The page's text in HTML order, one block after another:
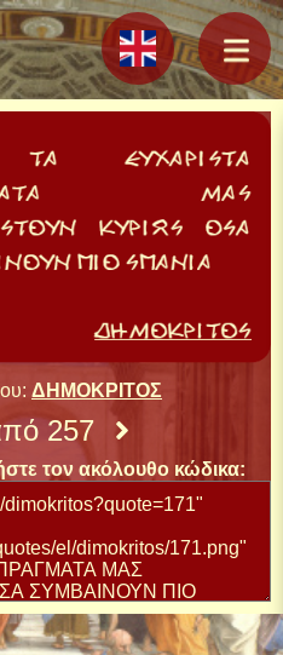
ΔΗΜΟΚΡΙΤΟΣ
257
τον ακόλουθο κώδικα: